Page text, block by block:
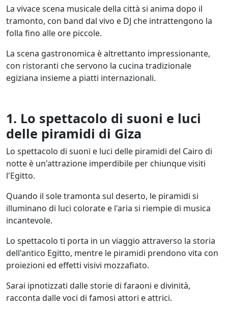
La vivace scena musicale della città si anima dopo il
tramonto, con band dal vivo e DJ che intrattengono la
folla fino alle ore piccole.
La scena gastronomica è altrettanto impressionante,
con ristoranti che servono la cucina tradizionale
egiziana insieme a piatti internazionali.
1. Lo spettacolo di suoni e luci
delle piramidi di Giza
Lo spettacolo di suoni e luci delle piramidi del Cairo di
notte è un'attrazione imperdibile per chiunque visiti
l'Egitto.
Quando il sole tramonta sul deserto, le piramidi si
illuminano di luci colorate e l'aria si riempie di musica
incantevole.
Lo spettacolo ti porta in un viaggio attraverso la storia
dell'antico Egitto, mentre le piramidi prendono vita con
proiezioni ed effetti visivi mozzafiato.
Sarai ipnotizzati dalle storie di faraoni e divinità,
racconta dalle voci di famosi attori e attrici.